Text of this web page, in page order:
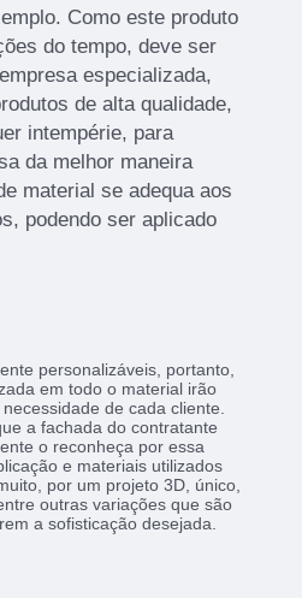
Como este produto
do tempo, deve ser
especializada,
de alta qualidade,
intempérie, para
da melhor maneira
material se adequa aos
podendo ser aplicado
personalizáveis, portanto,
em todo o material irão
de cada cliente.
a fachada do contratante
o reconheça por essa
e materiais utilizados
por um projeto 3D, único,
outras variações que são
a sofisticação desejada.